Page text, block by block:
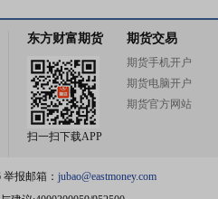
东方财富期货
扫一扫下载APP
期货交易
期货手机开户
期货电脑开户
期货官方网站
报邮箱： jubao@eastmoney.com